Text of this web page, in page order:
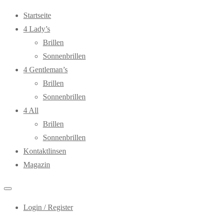
Startseite
4 Lady’s
Brillen
Sonnenbrillen
4 Gentleman’s
Brillen
Sonnenbrillen
4 All
Brillen
Sonnenbrillen
Kontaktlinsen
Magazin
Login / Register